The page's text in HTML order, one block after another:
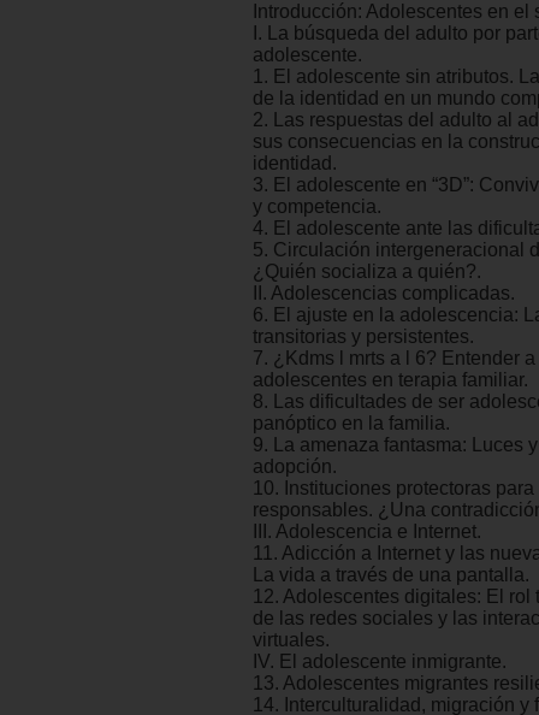
Introducción: Adolescentes en el
I. La búsqueda del adulto por
adolescente.
1. El adolescente sin atributos.
de la identidad en un mundo
2. Las respuestas del adulto al
sus consecuencias en la
identidad.
3. El adolescente en “3D”:
y competencia.
4. El adolescente ante las
5. Circulación intergeneracional
¿Quién socializa a quién?.
II. Adolescencias complicadas.
6. El ajuste en la adolescencia:
transitorias y persistentes.
7. ¿Kdms l mrts a l 6? Entender
adolescentes en terapia familiar.
8. Las dificultades de ser
panóptico en la familia.
9. La amenaza fantasma: Luces
adopción.
10. Instituciones protectoras
responsables. ¿Una
III. Adolescencia e Internet.
11. Adicción a Internet y las
La vida a través de una pantalla.
12. Adolescentes digitales: El rol
de las redes sociales y las
virtuales.
IV. El adolescente inmigrante.
13. Adolescentes migrantes
14. Interculturalidad, migración y